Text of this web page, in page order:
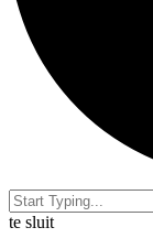
te sluit